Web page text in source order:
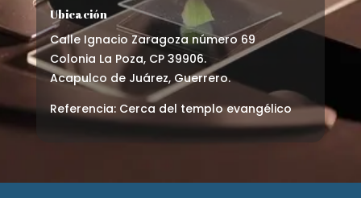
Ubicación
Calle Ignacio Zaragoza número 69
Colonia La Poza, CP 39906.
Acapulco de Juárez, Guerrero.
Referencia: Cerca del templo evangélico